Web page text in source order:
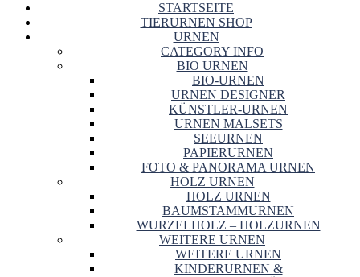
STARTSEITE
TIERURNEN SHOP
URNEN
CATEGORY INFO
BIO URNEN
BIO-URNEN
URNEN DESIGNER
KÜNSTLER-URNEN
URNEN MALSETS
SEEURNEN
PAPIERURNEN
FOTO & PANORAMA URNEN
HOLZ URNEN
HOLZ URNEN
BAUMSTAMMURNEN
WURZELHOLZ – HOLZURNEN
WEITERE URNEN
WEITERE URNEN
KINDERURNEN &